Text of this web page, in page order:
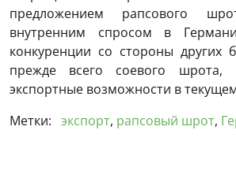
предложением рапсового
внутренним спросом в
конкуренции со стороны других
прежде всего соевого шрота,
экспортные возможности в
Метки: экспорт, рапсовый шрот,